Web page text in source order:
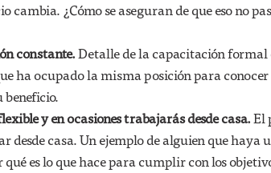
cambia. ¿Cómo se aseguran de que eso no
constante.Detalle de la capacitación
ha ocupado la misma posición para
y en ocasiones trabajarás desde casa.El
desde casa. Un ejemplo de alguien que haya
es lo que hace para cumplir con los